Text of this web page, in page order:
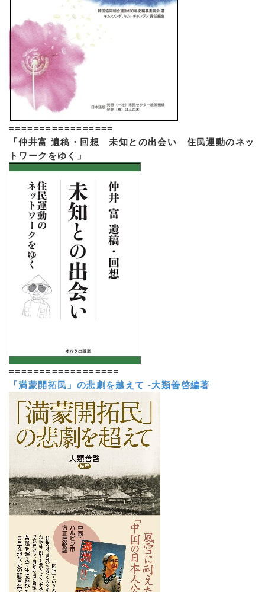
=================
「仲井富 遺稿・回想 未知との出会い 住民運動のネッ
トワークをゆく」
==================
「満蒙開拓民」の悲劇を越えて -大類善啓編著